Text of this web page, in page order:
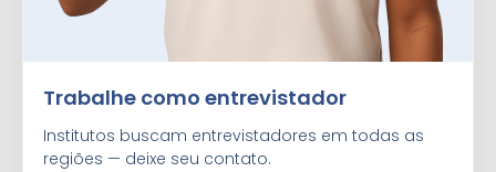
Trabalhe como entrevistador
Institutos buscam entrevistadores em todas as
regiões — deixe seu contato.